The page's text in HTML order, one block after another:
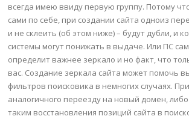
всегда имею ввиду первую группу. Потому
сами по себе, при создании сайта одноиз
и не склеить (об этом ниже) – будут дубли, и
системы могут понижать в выдаче. Или ПС
определит важнее зеркало и но факт, что
вас. Cоздание зеркала сайта может помочь
фильтров поисковика в немногих случаях.
аналогичного переезду на новый домен,
таким восстановления позиций сайта в